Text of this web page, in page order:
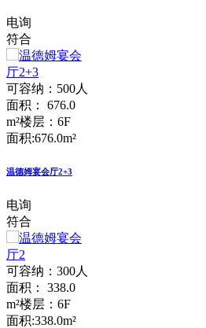
电询
符合
可容纳：500人
面积： 676.0
m²楼层：6F
面积:676.0m²
温德姆宴会厅2+3
电询
符合
可容纳：300人
面积： 338.0
m²楼层：6F
面积:338.0m²